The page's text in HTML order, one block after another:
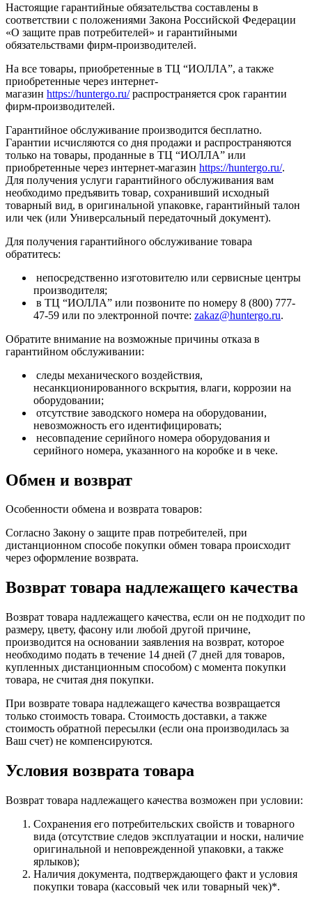
Настоящие гарантийные обязательства составлены в
соответствии с положениями Закона Российской Федерации
«О защите прав потребителей» и гарантийными
обязательствами фирм-производителей.
На все товары, приобретенные в ТЦ “ИОЛЛА”, а также
приобретенные через интернет-
магазин https://huntergo.ru/распространяется срок гарантии
фирм-производителей.
Гарантийное обслуживание производится бесплатно.
Гарантии исчисляются со дня продажи и распространяются
только на товары, проданные в ТЦ “ИОЛЛА” или
приобретенные через интернет-магазин https://huntergo.ru/.
Для получения услуги гарантийного обслуживания вам
необходимо предъявить товар, сохранивший исходный
товарный вид, в оригинальной упаковке, гарантийный талон
или чек (или Универсальный передаточный документ).
Для получения гарантийного обслуживание товара
обратитесь:
непосредственно изготовителю или сервисные центры
производителя;
в ТЦ “ИОЛЛА” или позвоните по номеру 8 (800) 777-
47-59 или по электронной почте: zakaz@huntergo.ru.
Обратите внимание на возможные причины отказа в
гарантийном обслуживании:
следы механического воздействия,
несанкционированного вскрытия, влаги, коррозии на
оборудовании;
отсутствие заводского номера на оборудовании,
невозможность его идентифицировать;
несовпадение серийного номера оборудования и
серийного номера, указанного на коробке и в чеке.
Обмен и возврат
Особенности обмена и возврата товаров:
Согласно Закону о защите прав потребителей, при
дистанционном способе покупки обмен товара происходит
через оформление возврата.
Возврат товара надлежащего качества
Возврат товара надлежащего качества, если он не подходит по
размеру, цвету, фасону или любой другой причине,
производится на основании заявления на возврат, которое
необходимо подать в течение 14 дней (7 дней для товаров,
купленных дистанционным способом) с момента покупки
товара, не считая дня покупки.
При возврате товара надлежащего качества возвращается
только стоимость товара. Стоимость доставки, а также
стоимость обратной пересылки (если она производилась за
Ваш счет) не компенсируются.
Условия возврата товара
Возврат товара надлежащего качества возможен при условии:
Сохранения его потребительских свойств и товарного
вида (отсутствие следов эксплуатации и носки, наличие
оригинальной и неповрежденной упаковки, а также
ярлыков);
Наличия документа, подтверждающего факт и условия
покупки товара (кассовый чек или товарный чек)*.